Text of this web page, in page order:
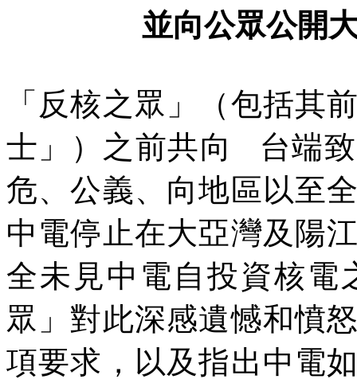
並向公眾公開
「反核之眾」（包括其
士」）之前共向
台端
危、公義、向地區以至
中電停止在大亞灣及陽
全未見中電自投資核電
眾」對此深感遺憾和憤
項要求，以及指出中電